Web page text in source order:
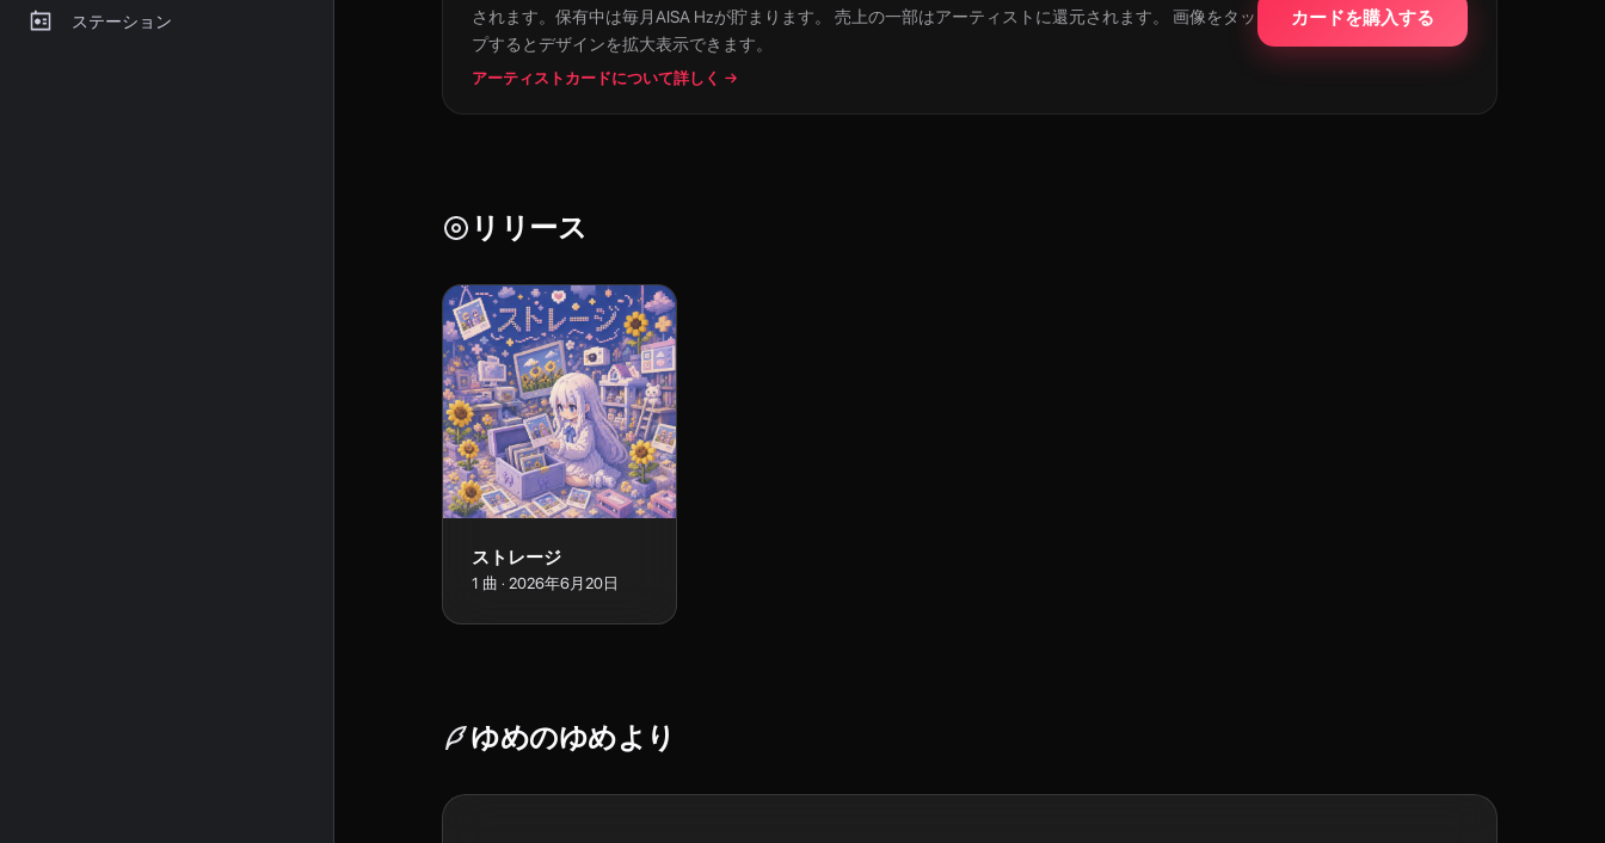
ステーション
されます。保有中は毎月AISA Hzが貯まります。 売上の一部はアーティストに還元されます。 画像をタッ
プするとデザインを拡大表示できます。
アーティストカードについて詳しく →
カードを購入する
リリース
ストレージ
1 曲 · 2026年6月20日
ゆめのゆめより